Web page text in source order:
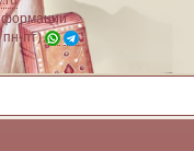
пн-пт)